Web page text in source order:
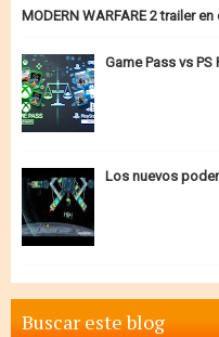
MODERN WARFARE 2 trailer en
Game Pass vs
Los nuevos
Buscar este blog